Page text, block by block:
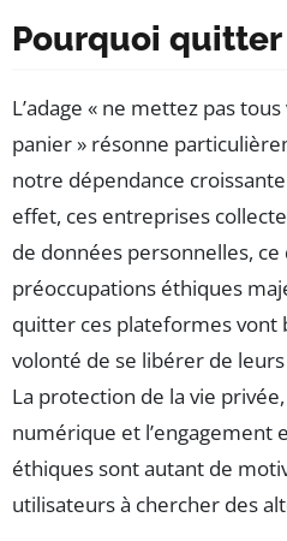
Pourquoi quitter
L’adage « ne mettez pas
panier » résonne
notre dépendance
effet, ces entreprises
de données personnelles, ce
préoccupations éthiques
quitter ces plateformes vont
volonté de se libérer de
La protection de la vie
numérique et l’engagement
éthiques sont autant de
utilisateurs à chercher des